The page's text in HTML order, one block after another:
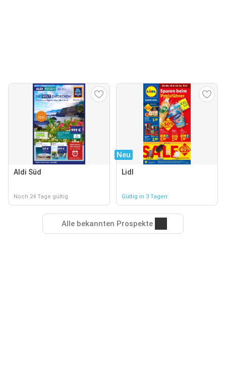
Aldi Süd
Noch 24 Tage gültig
Neu
Lidl
Gültig in 3 Tagen
Alle bekannten Prospekte